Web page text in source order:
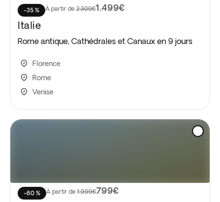
-35 % À partir de 2.309€1.499€
Italie
Rome antique, Cathédrales et Canaux en 9 jours
Florence
Rome
Venise
-60 % À partir de 1.999€799€